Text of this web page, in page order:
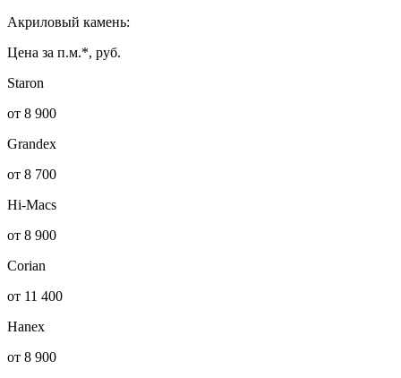
Акриловый камень:
Цена за п.м.*, руб.
Staron
от 8 900
Grandex
от 8 700
Hi-Macs
от 8 900
Corian
от 11 400
Hanex
от 8 900